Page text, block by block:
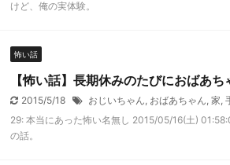
けど、俺の実体験。
怖い話
【怖い話】長期休みのたびにおばあ
2015/5/18 おじいちゃん おばあちゃん 家
29: 本当にあった怖い名無し 2015/05/16(土)
の話。